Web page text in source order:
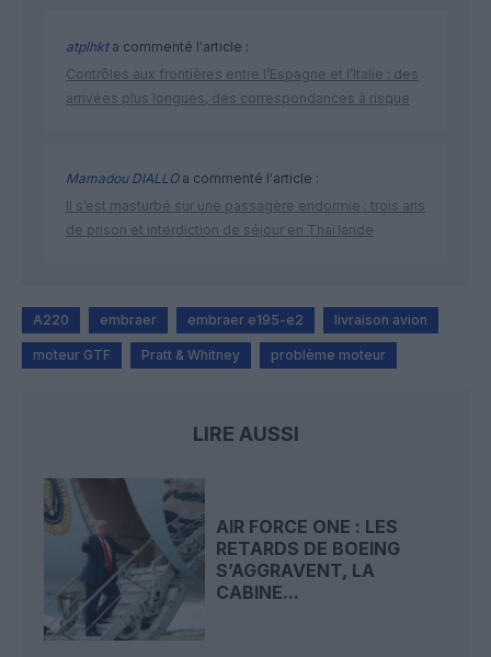
atplhkta commenté l'article :
Contrôles aux frontières entre l’Espagne et l’Italie : des
arrivées plus longues, des correspondances à risque
Mamadou DIALLOa commenté l'article :
Il s’est masturbé sur une passagère endormie : trois ans
de prison et interdiction de séjour en Thaïlande
A220 embraer embraer e195-e2 livraison avion
moteur GTF Pratt & Whitney problème moteur
LIRE AUSSI
AIR FORCE ONE : LES
RETARDS DE BOEING
S’AGGRAVENT, LA
CABINE...